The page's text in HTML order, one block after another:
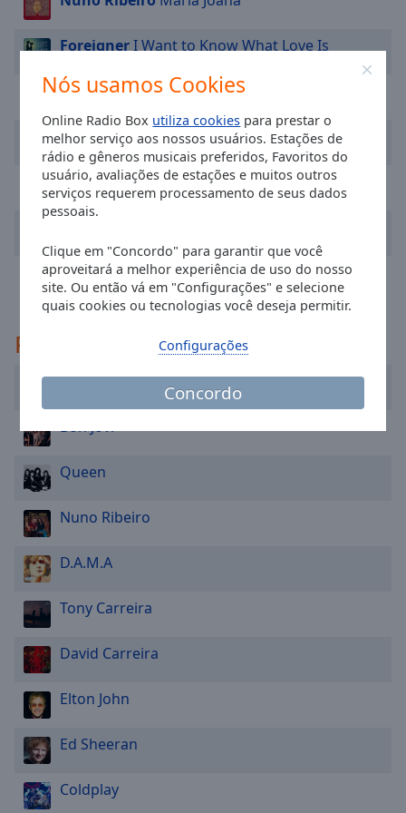
Nós usamos Cookies
Online Radio Box utiliza cookies para prestar o
melhor serviço aos nossos usuários. Estações de
rádio e gêneros musicais preferidos, Favoritos do
usuário, avaliações de estações e muitos outros
serviços requerem processamento de seus dados
pessoais.
Clique em "Concordo" para garantir que você
aproveitará a melhor experiência de uso do nosso
site. Ou então vá em "Configurações" e selecione
quais cookies ou tecnologias você deseja permitir.
Concordo
Configurações
and
close
window.
Opacity
Background
Opacity
Background
Opacity
Font
Size
Text
Edge
Style
Family
Reset
ForeignerI Want to Know What Love Is
VizinhosCasar É pra Esquecer
Taylor SwiftThe Fate of Ophelia
David CarreiraMulta
The PoliceEvery Breath You Take
Principais artistas
Calema
Bon Jovi
Queen
Nuno Ribeiro
D.A.M.A
Tony Carreira
David Carreira
Elton John
Ed Sheeran
Coldplay